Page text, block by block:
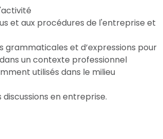
et aux procédures de l'entreprise et
et d’expressions pour
un contexte professionnel
utilisés dans le milieu
en entreprise.